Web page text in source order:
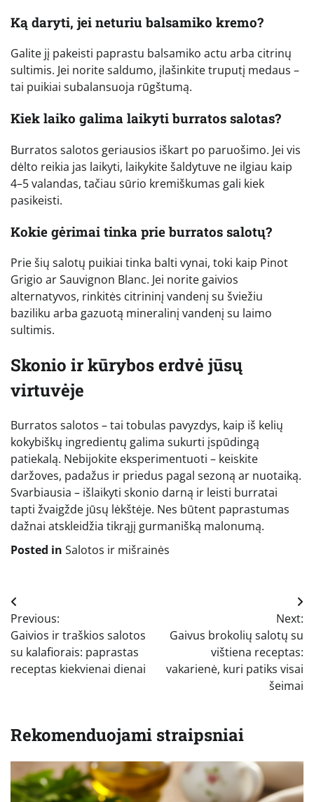
Ką daryti, jei neturiu balsamiko kremo?
Galite jį pakeisti paprastu balsamiko actu arba citrinų
sultimis. Jei norite saldumo, įlašinkite truputį medaus –
tai puikiai subalansuoja rūgštumą.
Kiek laiko galima laikyti burratos salotas?
Burratos salotos geriausios iškart po paruošimo. Jei vis
dėlto reikia jas laikyti, laikykite šaldytuve ne ilgiau kaip
4–5 valandas, tačiau sūrio kremiškumas gali kiek
pasikeisti.
Kokie gėrimai tinka prie burratos salotų?
Prie šių salotų puikiai tinka balti vynai, toki kaip Pinot
Grigio ar Sauvignon Blanc. Jei norite gaivios
alternatyvos, rinkitės citrininį vandenį su šviežiu
baziliku arba gazuotą mineralinį vandenį su laimo
sultimis.
Skonio ir kūrybos erdvė jūsų
virtuvėje
Burratos salotos – tai tobulas pavyzdys, kaip iš kelių
kokybiškų ingredientų galima sukurti įspūdingą
patiekalą. Nebijokite eksperimentuoti – keiskite
daržoves, padažus ir priedus pagal sezoną ar nuotaiką.
Svarbiausia – išlaikyti skonio darną ir leisti burratai
tapti žvaigžde jūsų lėkštėje. Nes būtent paprastumas
dažnai atskleidžia tikrąjį gurmanišką malonumą.
Posted in Salotos ir mišrainės
Navigacija
tarp
įrašų
Previous:
Gaivios ir traškios salotos
su kalafiorais: paprastas
receptas kiekvienai dienai
Next:
Gaivus brokolių salotų su
vištiena receptas:
vakarienė, kuri patiks visai
šeimai
Rekomenduojami straipsniai